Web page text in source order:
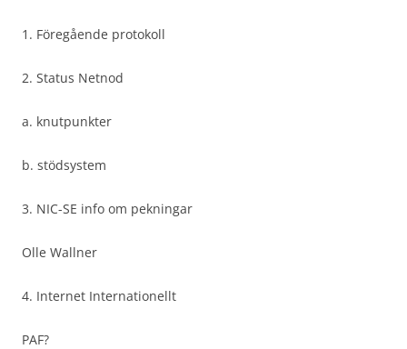
1. Föregående protokoll
2. Status Netnod
a. knutpunkter
b. stödsystem
3. NIC-SE info om pekningar
Olle Wallner
4. Internet Internationellt
PAF?